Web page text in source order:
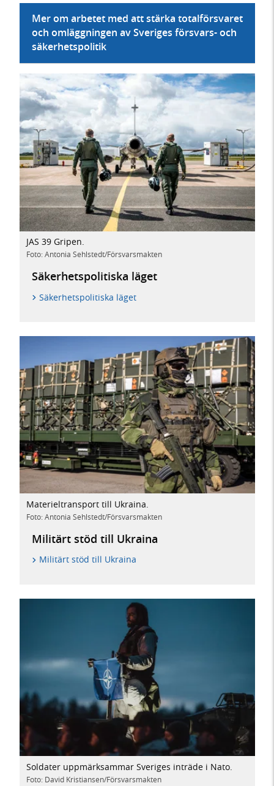
Mer om arbetet med att stärka totalförsvaret
och omläggningen av Sveriges försvars- och
säkerhetspolitik
JAS 39 Gripen.
Foto: Antonia Sehlstedt/Försvarsmakten
Säkerhetspolitiska läget
Säkerhetspolitiska läget
Materieltransport till Ukraina.
Foto: Antonia Sehlstedt/Försvarsmakten
Militärt stöd till Ukraina
Militärt stöd till Ukraina
Soldater uppmärksammar Sveriges inträde i Nato.
Foto: David Kristiansen/Försvarsmakten